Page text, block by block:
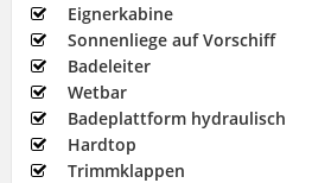
Eignerkabine
Sonnenliege auf Vorschiff
Badeleiter
Wetbar
Badeplattform hydraulisch
Hardtop
Trimmklappen